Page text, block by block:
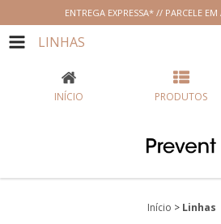
ENTREGA EXPRESSA* // PARCELE EM
LINHAS
INÍCIO PRODUTOS
Início > Linhas